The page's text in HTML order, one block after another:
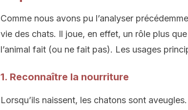
Comme nous avons pu l’analyser
vie des chats. Il joue, en effet, un rôle plus
l’animal fait (ou ne fait pas). Les usages
1. Reconnaître la nourriture
Lorsqu’ils naissent, les chatons sont